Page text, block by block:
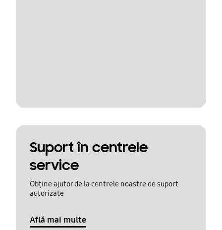
Suport în centrele
service
Obține ajutor de la centrele noastre de suport
autorizate
Află mai multe